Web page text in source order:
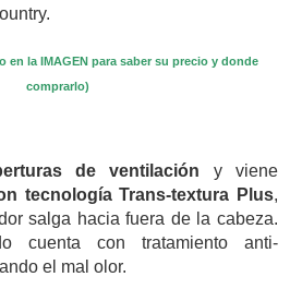
en la IMAGEN para saber su precio y donde
comprarlo)
de ventilación y viene
tecnología Trans-textura Plus,
salga hacia fuera de la cabeza.
cuenta con tratamiento anti-
el mal olor.